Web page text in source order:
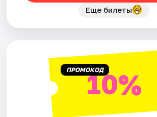
Еще билеты
ПРОМОКОД10%